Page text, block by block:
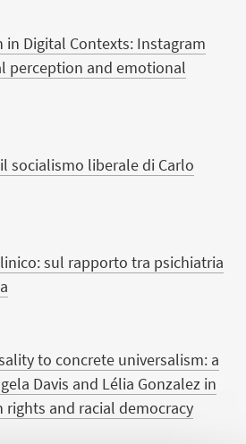
in Digital Contexts: Instagram
perception and emotional
socialismo liberale di Carlo
sul rapporto tra psichiatria
to concrete universalism: a
Davis and Lélia Gonzalez in
and racial democracy